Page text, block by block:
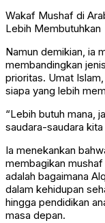
Wakaf Mushaf di
Lebih Membutuhkan
Namun demikian, ia
membandingkan
prioritas. Umat
siapa yang lebih
“Lebih butuh mana,
saudara-saudara
Ia menekankan
membagikan
adalah bagaimana
dalam kehidupan
hingga pendidikan
masa depan.